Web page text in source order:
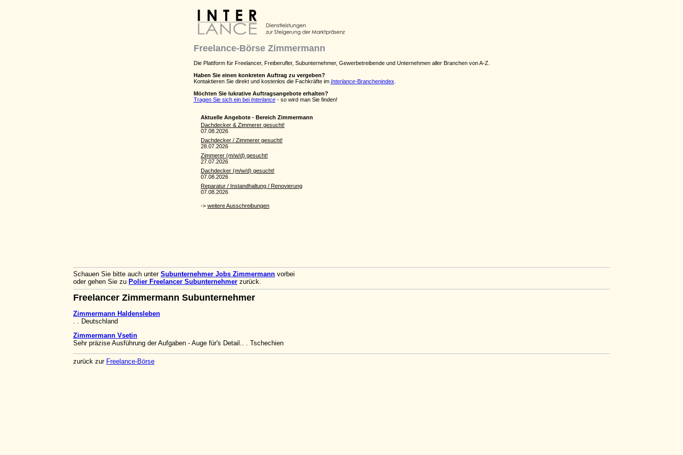
Freelance-Börse Zimmermann
Die Plattform für Freelancer, Freiberufler, Subunternehmer, Gewerbetreibende und Unternehmen aller Branchen von A-Z.
Haben Sie einen konkreten Auftrag zu vergeben?
Kontaktieren Sie direkt und kostenlos die Fachkräfte im Interlance-Branchenindex
Möchten Sie lukrative Auftragsangebote erhalten?
Tragen Sie sich ein bei Interlance- so wird man Sie finden!
Schauen Sie bitte auch unter Subunternehmer Jobs Zimmermann vorbei
oder gehen Sie zu Polier Freelancer Subunternehmer zurück.
Freelancer Zimmermann Subunternehmer
Zimmermann Haldensleben
. . Deutschland
Zimmermann Vsetin
Sehr präzise Ausführung der Aufgaben - Auge für's Detail.. . Tschechien
zurück zur Freelance-Börse